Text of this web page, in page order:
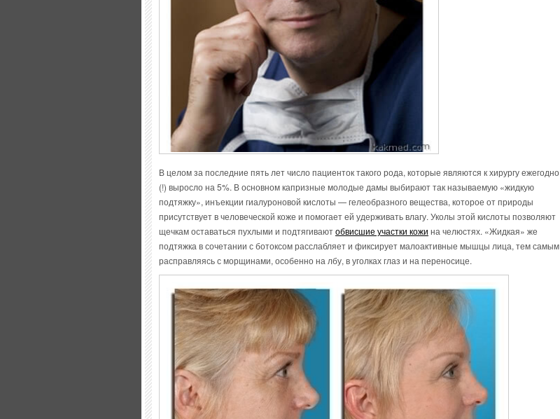
В целом за последние пять лет число пациенток такого рода, которые являются к хирургу ежегодно
(!) выросло на 5%. В основном капризные молодые дамы выбирают так называемую «жидкую
подтяжку», инъекции гиалуроновой кислоты — гелеобразного вещества, которое от природы
присутствует в человеческой коже и помогает ей удерживать влагу. Уколы этой кислоты позволяют
щечкам оставаться пухлыми и подтягиваютобвисшие участки кожи на челюстях. «Жидкая» же
подтяжка в сочетании с ботоксом расслабляет и фиксирует малоактивные мышцы лица, тем самым
расправляясь с морщинами, особенно на лбу, в уголках глаз и на переносице.